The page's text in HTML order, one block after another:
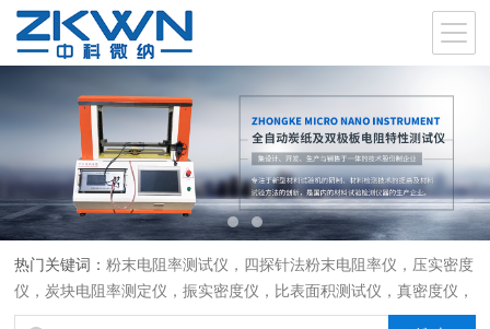
热门关键词：粉末电阻率测试仪，四探针法粉末电阻率仪，压实密度
仪，炭块电阻率测定仪，振实密度仪，比表面积测试仪，真密度仪，
炭块热膨胀仪，炭块透气率仪，炭块二氧化碳反应测定仪